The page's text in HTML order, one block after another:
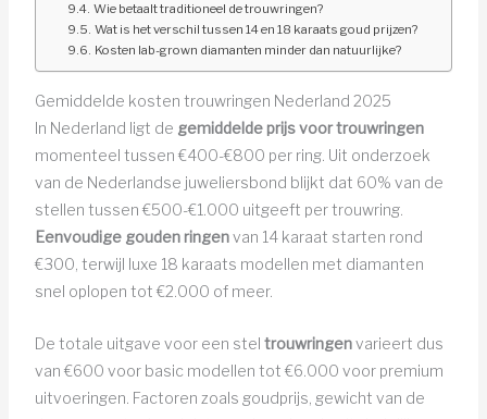
Wie betaalt traditioneel de trouwringen?
Wat is het verschil tussen 14 en 18 karaats goud prijzen?
Kosten lab-grown diamanten minder dan natuurlijke?
Gemiddelde kosten trouwringen Nederland 2025
In Nederland ligt de gemiddelde prijs voor trouwringen
momenteel tussen €400-€800 per ring. Uit onderzoek
van de Nederlandse juweliersbond blijkt dat 60% van de
stellen tussen €500-€1.000 uitgeeft per trouwring.
Eenvoudige gouden ringenvan 14 karaat starten rond
€300, terwijl luxe 18 karaats modellen met diamanten
snel oplopen tot €2.000 of meer.
De totale uitgave voor een stel trouwringenvarieert dus
van €600 voor basic modellen tot €6.000 voor premium
uitvoeringen. Factoren zoals goudprijs, gewicht van de